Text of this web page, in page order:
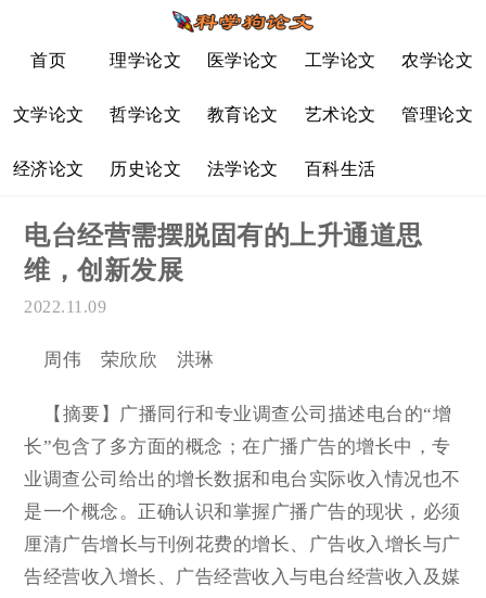
首页 理学论文 医学论文 工学论文 农学论文
文学论文 哲学论文 教育论文 艺术论文 管理论文
经济论文 历史论文 法学论文 百科生活
电台经营需摆脱固有的上升通道思
维，创新发展
2022.11.09
周伟 荣欣欣 洪琳
【摘要】广播同行和专业调查公司描述电台的“增
长”包含了多方面的概念；在广播广告的增长中，专
业调查公司给出的增长数据和电台实际收入情况也不
是一个概念。正确认识和掌握广播广告的现状，必须
厘清广告增长与刊例花费的增长、广告收入增长与广
告经营收入增长、广告经营收入与电台经营收入及媒